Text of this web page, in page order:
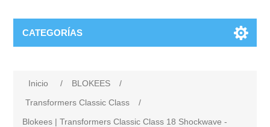
CATEGORÍAS
Inicio / BLOKEES
/
Transformers Classic Class
/
Blokees | Transformers Classic Class 18 Shockwave -